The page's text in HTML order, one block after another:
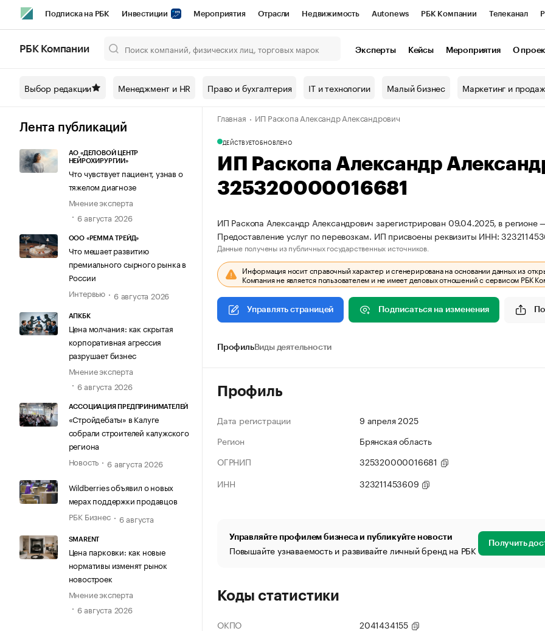
Подписка на РБК Инвестиции Мероприятия Отрасли Недвижимость Autonews РБК Компании Телеканал
Спецпроекты СПб Конференции СПб Спецпроекты Проверка контрагентов
Технологии и медиа Рынок наличной валюты
РБК Компании Эксперты Кейсы Мероприятия О
Выбор редакции Менеджмент и HR Право и бухгалтерия IT и технологии Малый бизнес Маркетинг и
Лента публикаций
АО «ДЕЛОВОЙ ЦЕНТР
НЕЙРОХИРУРГИИ»
Что чувствует пациент, узнав о
тяжелом диагнозе
Мнение эксперта
6 августа 2026
ООО «РЕММА ТРЕЙД»
Что мешает развитию
премиального сырного рынка в
России
Интервью
6 августа 2026
АПКБК
Цена молчания: как скрытая
корпоративная агрессия
разрушает бизнес
Мнение эксперта
6 августа 2026
АССОЦИАЦИЯ ПРЕДПРИНИМАТЕЛЕЙ
«Стройдебаты» в Калуге
собрали строителей калужского
региона
Новость
6 августа 2026
Wildberries объявил о новых
мерах поддержки продавцов
РБК Бизнес
6 августа
SMARENT
Цена парковки: как новые
нормативы изменят рынок
новостроек
Мнение эксперта
6 августа 2026
Главная ИП Раскопа Александр Александрович
ДЕЙСТВУЕТОБНОВЛЕНО
ИП Раскопа Александр
325320000016681
ИП Раскопа Александр Александрович зарегистрирован 09.04.2025, в регионе
Предоставление услуг по перевозкам. ИП присвоены реквизиты ИНН:
Данные получены из публичных государственных источников.
Информация носит справочный характер и сгенерирована на основании данных из
Компания не является пользователем и не имеет деловых отношений с сервисом РБК
Управлять страницей Подписаться на изменения
ПрофильВиды деятельности
Профиль
Дата регистрации
9 апреля 2025
Регион
Брянская область
ОГРНИП
325320000016681
ИНН
323211453609
Управляйте профилем бизнеса и публикуйте новости
Повышайте узнаваемость и развивайте личный бренд на РБК Получить
Коды статистики
ОКПО
2041434155